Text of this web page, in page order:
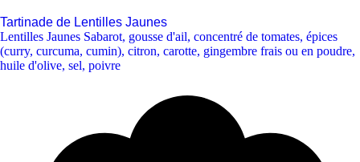
Tartinade de Lentilles Jaunes
Lentilles Jaunes Sabarot, gousse d'ail, concentré de tomates, épices
(curry, curcuma, cumin), citron, carotte, gingembre frais ou en poudre,
huile d'olive, sel, poivre